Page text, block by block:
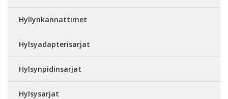
Hyllynkannattimet
Hylsyadapterisarjat
Hylsynpidinsarjat
Hylsysarjat